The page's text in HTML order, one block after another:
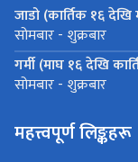
जाडो (कार्तिक १६
सोमबार - शुक्रबार
गर्मी (माघ १६ देखि
सोमबार - शुक्रबार
महत्त्वपूर्ण लिङ्कहरू